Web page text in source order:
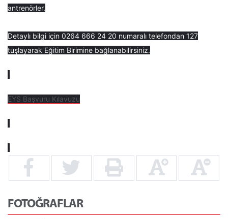
antrenörler.
Detaylı bilgi için 0264 666 24 20 numaralı telefondan 127
tuşlayarak Eğitim Birimine bağlanabilirsiniz.
EYS Başvuru Kılavuzu
FOTOĞRAFLAR